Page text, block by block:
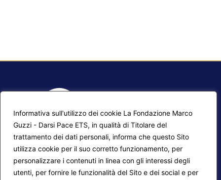
Informativa sull'utilizzo dei cookie La Fondazione Marco
Guzzi - Darsi Pace ETS, in qualità di Titolare del
trattamento dei dati personali, informa che questo Sito
utilizza cookie per il suo corretto funzionamento, per
personalizzare i contenuti in linea con gli interessi degli
utenti, per fornire le funzionalità del Sito e dei social e per
Mappa del sito Calendario corsi